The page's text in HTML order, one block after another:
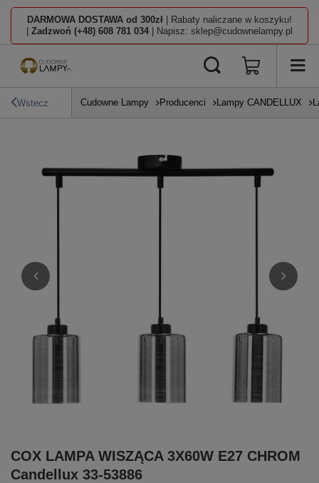
DARMOWA DOSTAWA od 300zł | Rabaty naliczane w koszyku!
Zadzwoń (+48) 608 781 034 | Napisz: sklep@cudownelampy.pl
Wstecz Cudowne Lampy Producenci Lampy CANDELLUX
COX LAMPA WISZĄCA 3X60W E27 CHROM
Candellux 33-53886